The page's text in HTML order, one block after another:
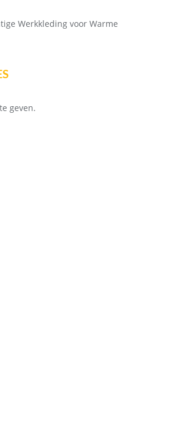
Werkkleding voor Warme
geven.